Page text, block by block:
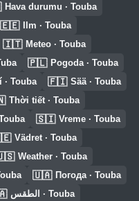
Hava durumu · Touba
🇪🇪 Ilm · Touba
🇮🇹 Meteo · Touba
🇵🇱 Pogoda · Touba
· Touba 🇫🇮 Sää · Touba
Thời tiết · Touba
🇸🇮 Vreme · Touba
Vädret · Touba
Weather · Touba
🇺🇦 Погода · Touba
الطقس · Touba